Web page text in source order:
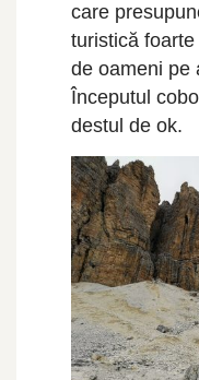
care
turistică
de oameni pe
Începutul
destul de ok.